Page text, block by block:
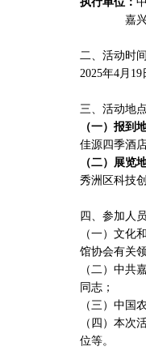
交流内容：
馆服务与管
大力推动文
会影响力。
交流内容：
化建设经验
及与文化馆
务效能、弘
（八）
（站）的社
媒体、新技
（九）
交流内容
活力。推广“
文艺团队建
校设立文化
文化服务提
嘉兴市
二、活动时
2025年4月
三、活动地
（一）报到
佳源四季酒
（二）展览
秀洲区科技
四、参加人
（一）文化
馆协会有关
（二）中共
同志；
（三）中国
（四）本次
位等。